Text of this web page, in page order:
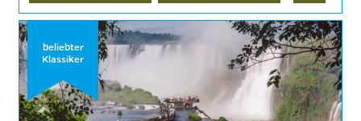
beliebter
Klassiker